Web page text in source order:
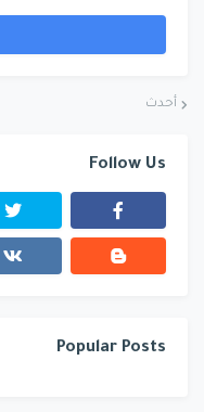
أحدث
Follow Us
Popular Posts